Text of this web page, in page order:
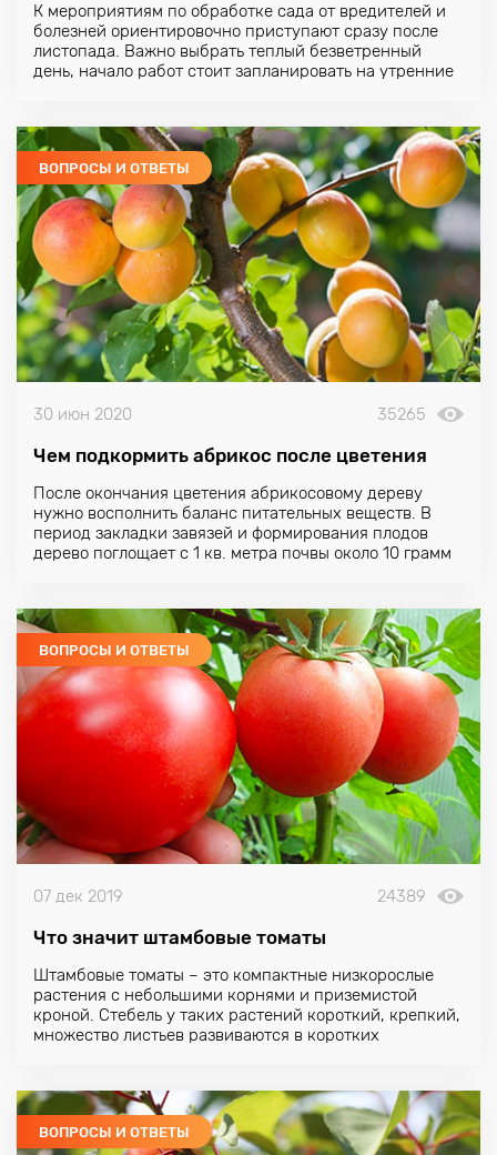
К мероприятиям по обработке сада от вредителей и
болезней ориентировочно приступают сразу после
листопада. Важно выбрать теплый безветренный
день, начало работ стоит запланировать на утренние
ВОПРОСЫ И ОТВЕТЫ
30 июн 2020 35265
Чем подкормить абрикос после цветения
После окончания цветения абрикосовому дереву
нужно восполнить баланс питательных веществ. В
период закладки завязей и формирования плодов
дерево поглощает с 1 кв. метра почвы около 10 грамм
ВОПРОСЫ И ОТВЕТЫ
07 дек 2019 24389
Что значит штамбовые томаты
Штамбовые томаты – это компактные низкорослые
растения с небольшими корнями и приземистой
кроной. Стебель у таких растений короткий, крепкий,
множество листьев развиваются в коротких
ВОПРОСЫ И ОТВЕТЫ